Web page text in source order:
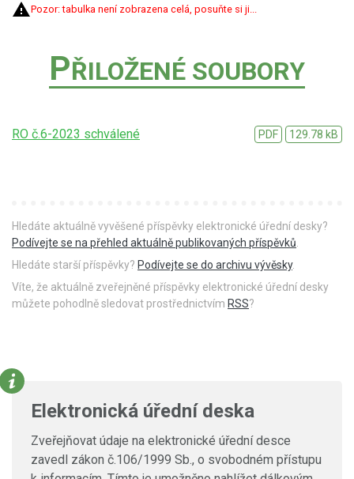
Pozor: tabulka není zobrazena celá, posuňte si ji...
PŘILOŽENÉ SOUBORY
RO č.6-2023 schválené PDF 129.78 kB
Hledáte aktuálně vyvěšené příspěvky elektronické úřední desky?
Podívejte se na přehled aktuálně publikovaných příspěvků
Hledáte starší příspěvky? Podívejte se do archivu vývěsky.
Víte, že aktuálně zveřejněné příspěvky elektronické úřední desky
můžete pohodlně sledovat prostřednictvím RSS?
Elektronická úřední deska
Zveřejňovat údaje na elektronické úřední desce
zavedl zákon č.106/1999 Sb., o svobodném přístupu